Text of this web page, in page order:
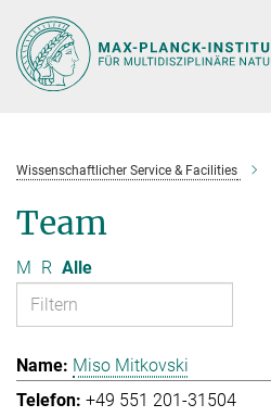
Hauptinhalt
Wissenschaftlicher Service & Facilities
Team
M R Alle
Miso Mitkovski
+49 551 201-31504